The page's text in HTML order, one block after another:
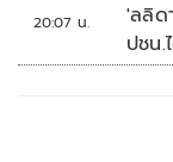
20:07 น.
'ลลิด
ปชน.